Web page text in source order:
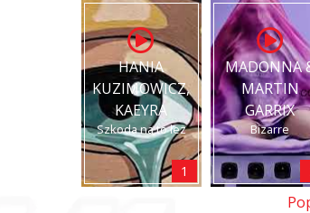
HANIA
KUZIMOWICZ,
KAEYRA
Szkoda na to łez
1
MADONNA
MARTIN
GARRIX
Bizarre